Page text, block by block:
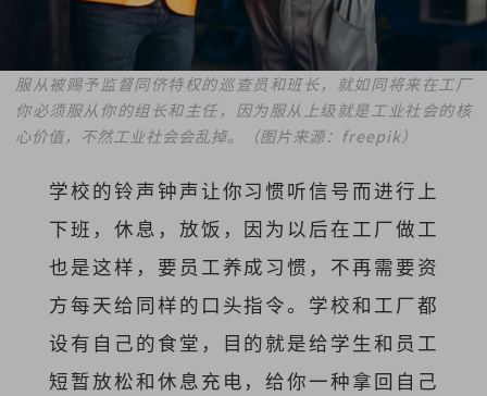
服从被赐予监督同侪特权的巡查员和班长，就如同将来在工厂
你必须服从你的组长和主任，因为服从上级就是工业社会的核
心价值，不然工业社会会乱掉。（图片来源：freepik）
学校的铃声钟声让你习惯听信号而进行上
下班，休息，放饭，因为以后在工厂做工
也是这样，要员工养成习惯，不再需要资
方每天给同样的口头指令。学校和工厂都
设有自己的食堂，目的就是给学生和员工
短暂放松和休息充电，给你一种拿回自己